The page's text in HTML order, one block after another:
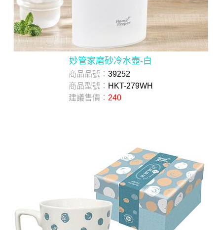
妙管家磨砂冷水壺-白
商品品號： 39252
商品型號： HKT-279WH
建議售價： 240